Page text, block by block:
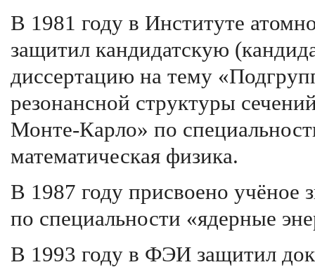
В 1981 году в Институте
защитил кандидатскую
диссертацию на тему
резонансной структуры
Монте-Карло» по
математическая физика.
В 1987 году присвоено учёное
по специальности «ядерные
В 1993 году в ФЭИ защитил